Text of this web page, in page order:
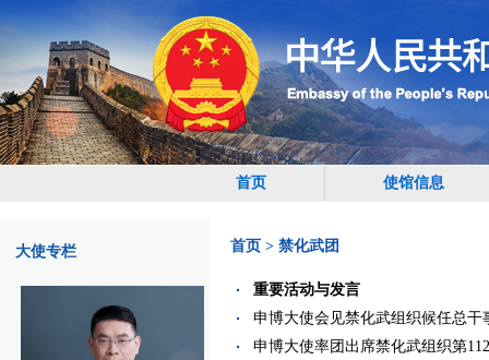
首页 使馆信息
大使专栏 首页 > 禁化武团
重要活动与发言
申博大使会见禁化武组织候任总干
申博大使率团出席禁化武组织第